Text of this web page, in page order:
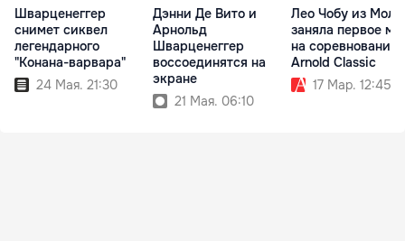
Шварценеггер
снимет сиквел
легендарного
"Конана-варвара"
24 Мая. 21:30
Дэнни Де Вито и
Арнольд
Шварценеггер
воссоединятся на
экране
21 Мая. 06:10
Лео Чобу из
заняла первое
на соревнованиях
Arnold Classic
17 Мар. 12:45